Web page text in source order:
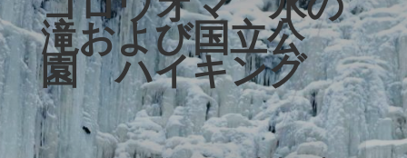
滝および国立公
園 ハイキング